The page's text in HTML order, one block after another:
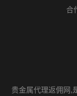
合
贵金属代理返佣网,